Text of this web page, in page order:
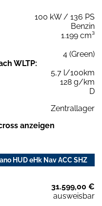
100 kW / 136 PS
Benzin
1.199 cm³
4 (Green)
WLTP:
5,7 l/100km
128 g/km
D
Zentrallager
anzeigen
HUD eHk Nav ACC SHZ
31.599,00 €
ausweisbar